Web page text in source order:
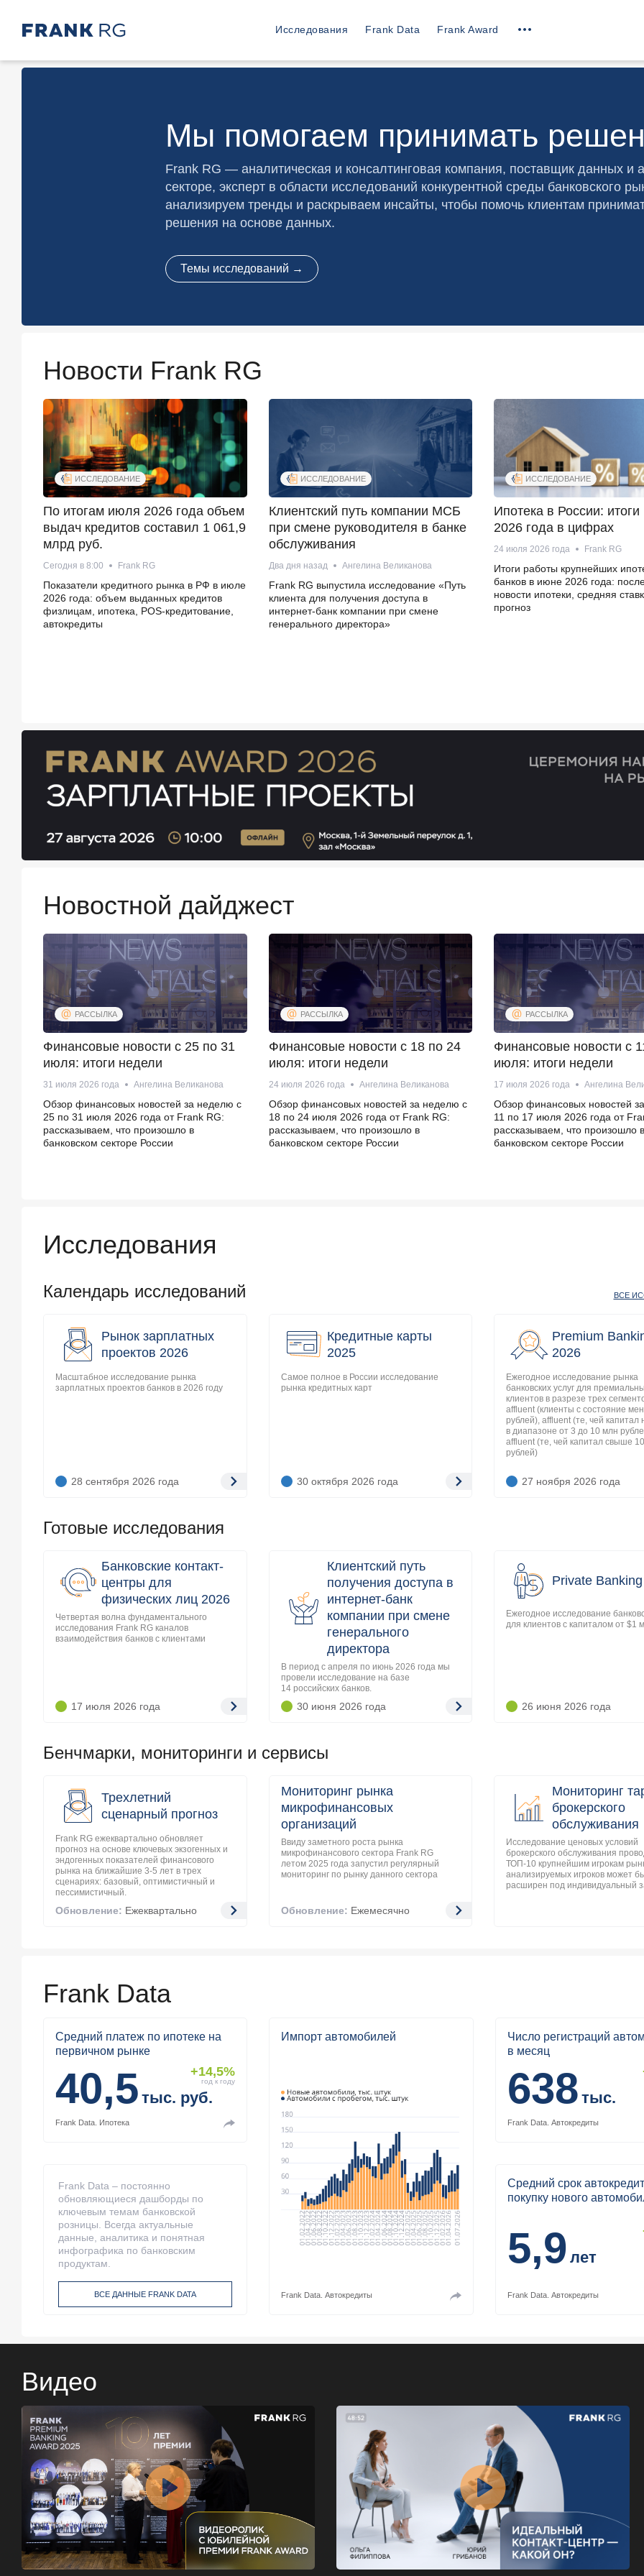
Исследования Frank Data Frank Award
Мы помогаем принимать
Frank RG — аналитическая и консалтинговая компания, поставщик данных и
секторе, эксперт в области исследований конкурентной среды банковского
анализируем тренды и раскрываем инсайты, чтобы помочь клиентам
решения на основе данных.
Темы исследований →
Новости Frank RG
ИССЛЕДОВАНИЕ
По итогам июля 2026 года объем
выдач кредитов составил 1 061,9
млрд руб.
Сегодня в 8:00 Frank RG
Показатели кредитного рынка в РФ в июле
2026 года: объем выданных кредитов
физлицам, ипотека, POS-кредитование,
автокредиты
ИССЛЕДОВАНИЕ
Клиентский путь компании МСБ
при смене руководителя в банке
обслуживания
Два дня назад Ангелина Великанова
Frank RG выпустила исследование «Путь
клиента для получения доступа в
интернет-банк компании при смене
генерального директора»
ИССЛЕДОВАНИЕ
Ипотека в России:
2026 года в цифрах
24 июля 2026 года Frank RG
Итоги работы крупнейших
банков в июне 2026 года:
новости ипотеки, средняя
прогноз
Новостной дайджест
РАССЫЛКА
Финансовые новости с 25 по 31
июля: итоги недели
31 июля 2026 года Ангелина Великанова
Обзор финансовых новостей за неделю с
25 по 31 июля 2026 года от Frank RG:
рассказываем, что произошло в
банковском секторе России
РАССЫЛКА
Финансовые новости с 18 по 24
июля: итоги недели
24 июля 2026 года Ангелина Великанова
Обзор финансовых новостей за неделю с
18 по 24 июля 2026 года от Frank RG:
рассказываем, что произошло в
банковском секторе России
РАССЫЛКА
Финансовые новости с
июля: итоги недели
17 июля 2026 года Ангелина
Обзор финансовых новостей
11 по 17 июля 2026 года от
рассказываем, что произошло в
банковском секторе России
Исследования
Календарь исследований ВСЕ
Рынок зарплатных
проектов 2026
Масштабное исследование рынка
зарплатных проектов банков в 2026 году
28 сентября 2026 года
Кредитные карты
2025
Самое полное в России исследование
рынка кредитных карт
30 октября 2026 года
Premium
2026
Ежегодное исследование рынка
банковских услуг для
клиентов в разрезе трех
affluent (клиенты с состояние
рублей), affluent (те, чей капитал
в диапазоне от 3 до 10 млн
affluent (те, чей капитал свыше
рублей)
27 ноября 2026 года
Готовые исследования
Банковские контакт-
центры для
физических лиц 2026
Четвертая волна фундаментального
исследования Frank RG каналов
взаимодействия банков с клиентами
17 июля 2026 года
Клиентский путь
получения доступа в
интернет-банк
компании при смене
генерального
директора
В период с апреля по июнь 2026 года мы
провели исследование на базе
14 российских банков.
30 июня 2026 года
Private
Ежегодное исследование
для клиентов с капиталом от $1
26 июня 2026 года
Бенчмарки, мониторинги и сервисы
Трехлетний
сценарный прогноз
Frank RG ежеквартально обновляет
прогноз на основе ключевых экзогенных и
эндогенных показателей финансового
рынка на ближайшие 3-5 лет в трех
сценариях: базовый, оптимистичный и
пессимистичный.
Обновление: Ежеквартально
Мониторинг рынка
микрофинансовых
организаций
Ввиду заметного роста рынка
микрофинансового сектора Frank RG
летом 2025 года запустил регулярный
мониторинг по рынку данного сектора
Обновление: Ежемесячно
Мониторинг
брокерского
обслуживания
Исследование ценовых условий
брокерского обслуживания
ТОП-10 крупнейшим игрокам
анализируемых игроков может
расширен под индивидуальный
Frank Data
Импорт автомобилей
Frank Data.Автокредиты
Число регистраций
в месяц
638 тыс.
Frank Data. Автокредиты
Средний срок
покупку нового
5,9 лет
Frank Data. Автокредиты
Средний платеж по ипотеке на
первичном рынке
40,5 тыс. руб.
+14,5%
год к году
Frank Data. Ипотека
Frank Data – постоянно
обновляющиеся дашборды по
ключевым темам банковской
розницы. Всегда актуальные
данные, аналитика и понятная
инфографика по банковским
продуктам.
ВСЕ ДАННЫЕ FRANK DATA
Видео